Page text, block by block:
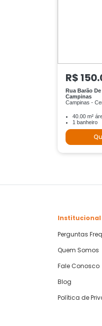
R$
Rua Barão
Campinas
Campinas -
40.00 m²
1 banheiro
Institucional
Perguntas
Quem Somos
Fale Conosco
Blog
Política de